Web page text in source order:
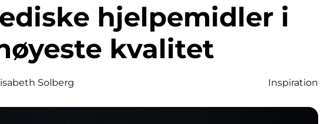
kvalitet
Solberg Inspiration